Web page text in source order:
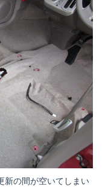
新の間が空いてしまい